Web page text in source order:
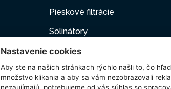
Pieskové filtrácie
Solinátory
Nafukovacie pumpy
Kartušové filtrácie
Nastavenie cookies
Aby ste na našich stránkach rýchlo našli to, čo
množstvo klikania a aby sa vám nezobrazovali